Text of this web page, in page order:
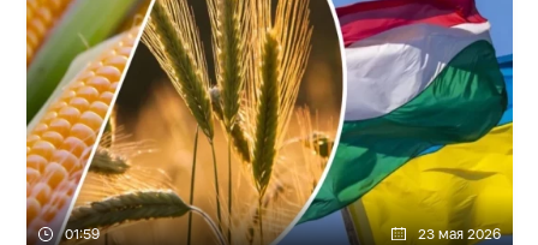
01:59 23 мая 2026